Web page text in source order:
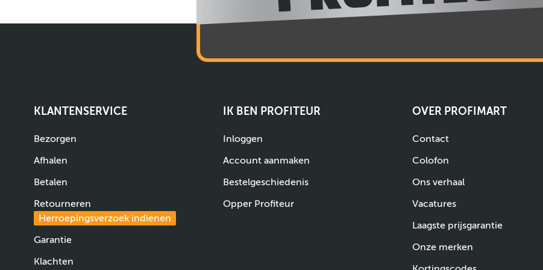
KLANTENSERVICE
Bezorgen
Afhalen
Betalen
Retourneren
Herroepingsverzoek indienen
Garantie
Klachten
IK BEN PROFITEUR
Inloggen
Account aanmaken
Bestelgeschiedenis
Opper Profiteur
OVER PROFIMART
Contact
Colofon
Ons verhaal
Vacatures
Laagste prijsgarantie
Onze merken